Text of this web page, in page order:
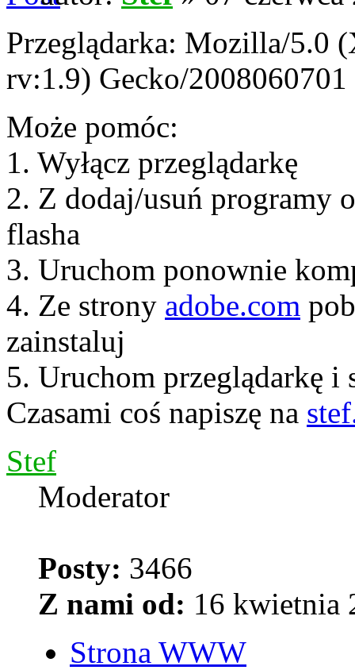
Przeglądarka: Mozilla/5.0
rv:1.9) Gecko/
Może pomóc:
1. Wyłącz przeglądarkę
2. Z dodaj/usuń programy
flasha
3. Uruchom ponownie
4. Ze strony adobe.com
zainstaluj
5. Uruchom przeglądarkę i
Czasami coś napiszę na
Stef
Moderator
Posty: 3466
Z nami od: 16 kwietnia
Strona WWW